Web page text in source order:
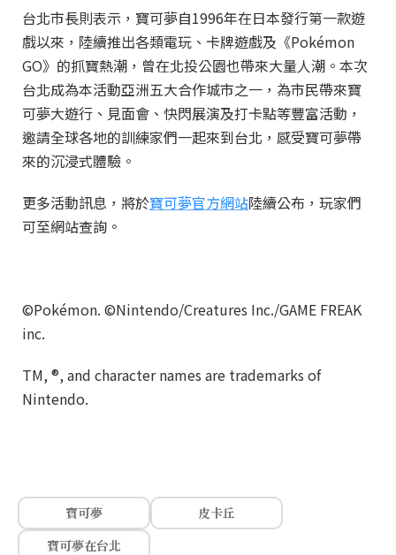
台北市長則表示，寶可夢自1996年在日本發行第一款遊
戲以來，陸續推出各類電玩、卡牌遊戲及《Pokémon
GO》的抓寶熱潮，曾在北投公園也帶來大量人潮。本次
台北成為本活動亞洲五大合作城市之一，為市民帶來寶
可夢大遊行、見面會、快閃展演及打卡點等豐富活動，
邀請全球各地的訓練家們一起來到台北，感受寶可夢帶
來的沉浸式體驗。
更多活動訊息，將於寶可夢官方網站陸續公布，玩家們
可至網站查詢。
©Pokémon. ©Nintendo/Creatures Inc./GAME FREAK
inc.
TM, ®, and character names are trademarks of
Nintendo.
寶可夢
皮卡丘
寶可夢在台北